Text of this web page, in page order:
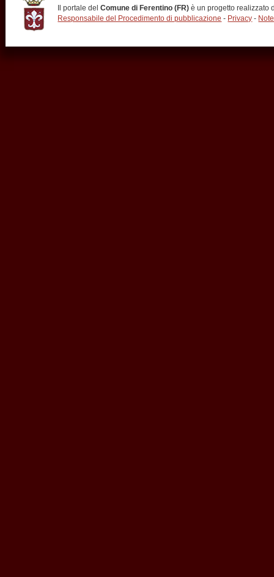
Il portale delComune di Ferentino (FR) è un progetto realizzato
Responsabile del Procedimento di pubblicazione - Privacy -